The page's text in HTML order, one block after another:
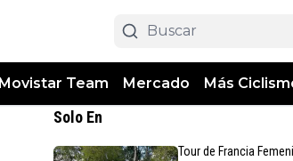
Movistar Team Mercado Más
Solo En
Tour de Francia